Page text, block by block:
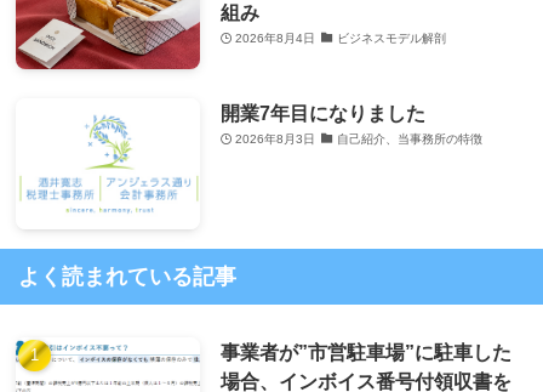
組み
2026年8月4日 ビジネスモデル解剖
開業7年目になりました
2026年8月3日 自己紹介、当事務所の特徴
よく読まれている記事
事業者が”市営駐車場”に駐車した
場合、インボイス番号付領収書を